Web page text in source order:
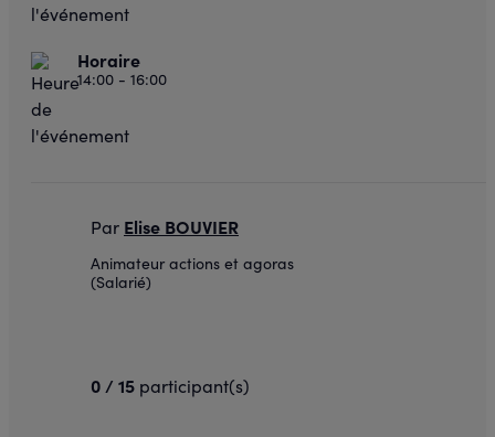
Horaire
14:00 - 16:00
Par Elise BOUVIER
Animateur actions et agoras
(Salarié)
0 / 15 participant(s)